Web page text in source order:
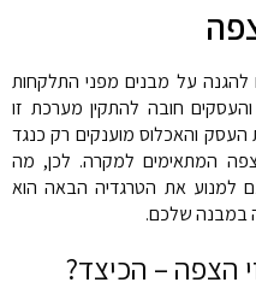
על מבנים מפני התלקחות
חובה להתקין מערכת זו
העסק והאכלוס מוענקים רק כנגד
המתאימים למקרה. לכן, מה
למנוע את הטרגדיה הבאה הוא
במבנה שלכם.
הצפה – הכיצד?